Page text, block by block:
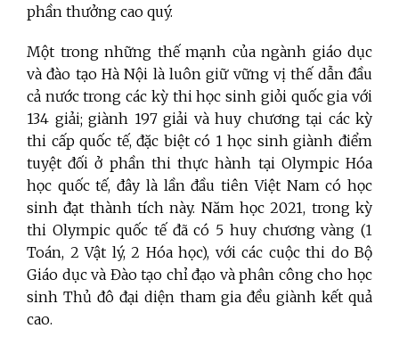
phần thưởng cao quý.
Một trong những thế mạnh của ngành giáo dục
và đào tạo Hà Nội là luôn giữ vững vị thế dẫn đầu
cả nước trong các kỳ thi học sinh giỏi quốc gia với
134 giải; giành 197 giải và huy chương tại các kỳ
thi cấp quốc tế, đặc biệt có 1 học sinh giành điểm
tuyệt đối ở phần thi thực hành tại Olympic Hóa
học quốc tế, đây là lần đầu tiên Việt Nam có học
sinh đạt thành tích này. Năm học 2021, trong kỳ
thi Olympic quốc tế đã có 5 huy chương vàng (1
Toán, 2 Vật lý, 2 Hóa học), với các cuộc thi do Bộ
Giáo dục và Đào tạo chỉ đạo và phân công cho học
sinh Thủ đô đại diện tham gia đều giành kết quả
cao.